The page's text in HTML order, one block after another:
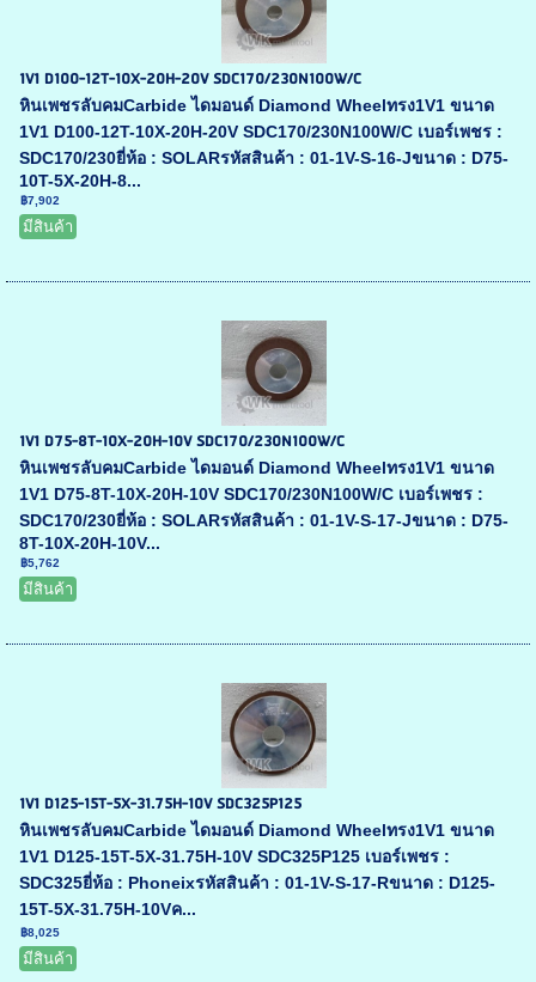
1V1 D100-12T-10X-20H-20V SDC170/230N100W/C
หินเพชรลับคมCarbide ไดมอนด์ Diamond Wheelทรง1V1 ขนาด
1V1 D100-12T-10X-20H-20V SDC170/230N100W/C เบอร์เพชร :
SDC170/230ยี่ห้อ : SOLARรหัสสินค้า : 01-1V-S-16-Jขนาด : D75-
10T-5X-20H-8...
฿7,902
มีสินค้า
1V1 D75-8T-10X-20H-10V SDC170/230N100W/C
หินเพชรลับคมCarbide ไดมอนด์ Diamond Wheelทรง1V1 ขนาด
1V1 D75-8T-10X-20H-10V SDC170/230N100W/C เบอร์เพชร :
SDC170/230ยี่ห้อ : SOLARรหัสสินค้า : 01-1V-S-17-Jขนาด : D75-
8T-10X-20H-10V...
฿5,762
มีสินค้า
1V1 D125-15T-5X-31.75H-10V SDC325P125
หินเพชรลับคมCarbide ไดมอนด์ Diamond Wheelทรง1V1 ขนาด
1V1 D125-15T-5X-31.75H-10V SDC325P125 เบอร์เพชร :
SDC325ยี่ห้อ : Phoneixรหัสสินค้า : 01-1V-S-17-Rขนาด : D125-
15T-5X-31.75H-10Vค...
฿8,025
มีสินค้า